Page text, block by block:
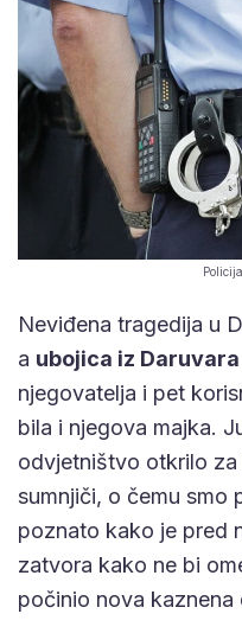
Neviđena tragedija u
a ubojica iz Daruvara
njegovatelja i pet
bila i njegova majka.
odvjetništvo otkrilo za
sumnjiči, o čemu smo
poznato kako je pred
zatvora kako ne bi
počinio nova kaznena